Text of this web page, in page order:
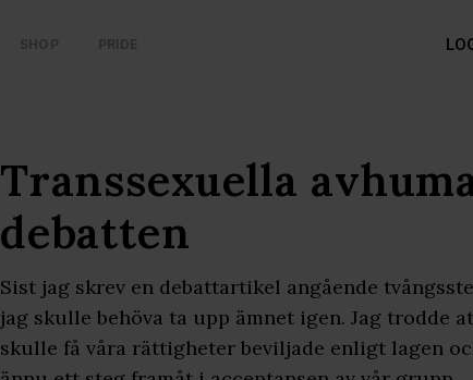
SHOP PRIDE
Transsexuella
debatten
Sist jag skrev en debattartikel angående
jag skulle behöva ta upp ämnet igen. Jag trodde
skulle få våra rättigheter beviljade enligt lagen